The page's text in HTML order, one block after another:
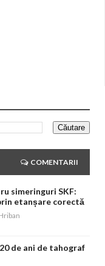
COMENTARII
simeringuri SKF:
etanșare corectă
de ani de tahograf